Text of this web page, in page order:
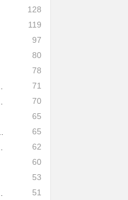
128
119
97
80
78
71
70
65
65
62
60
53
51